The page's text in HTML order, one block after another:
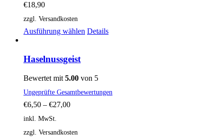
€18,90
zzgl. Versandkosten
Ausführung wählen Dieses
auf.
Die
Optionen
Details
Haselnussgeist
Bewertet mit 5.00 von 5
Ungeprüfte Gesamtbewertungen
€6,50 – €27,00
inkl. MwSt.
zzgl. Versandkosten